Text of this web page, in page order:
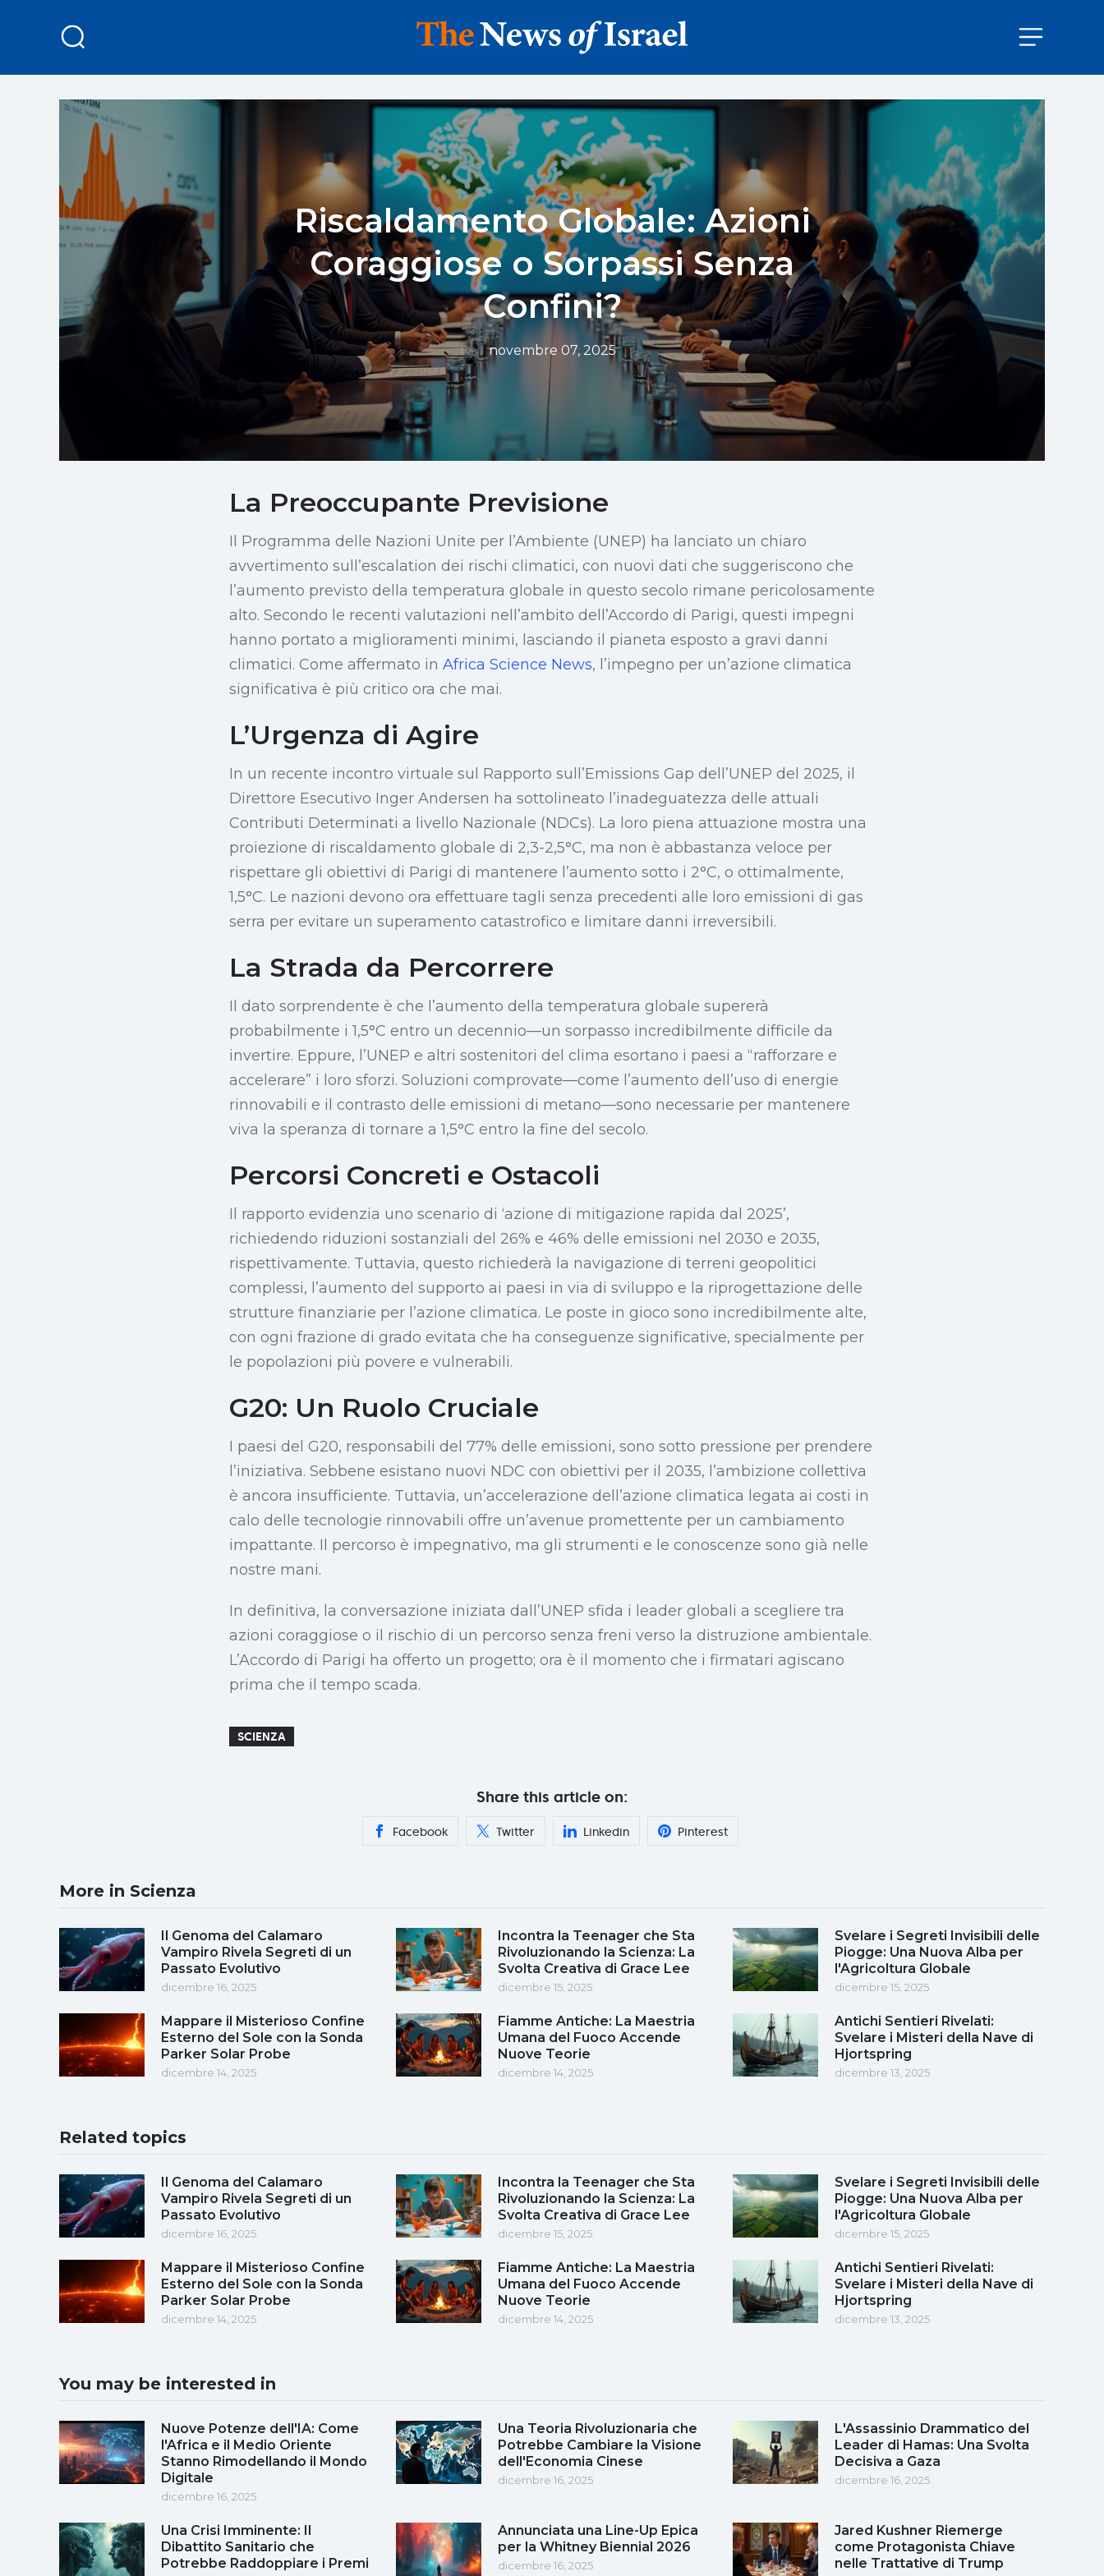
Riscaldamento Globale: Azioni
Coraggiose o Sorpassi Senza
Confini?
novembre 07, 2025
La Preoccupante Previsione
Il Programma delle Nazioni Unite per l’Ambiente (UNEP) ha lanciato un chiaro
avvertimento sull’escalation dei rischi climatici, con nuovi dati che suggeriscono che
l’aumento previsto della temperatura globale in questo secolo rimane pericolosamente
alto. Secondo le recenti valutazioni nell’ambito dell’Accordo di Parigi, questi impegni
hanno portato a miglioramenti minimi, lasciando il pianeta esposto a gravi danni
climatici. Come affermato in Africa Science News, l’impegno per un’azione climatica
significativa è più critico ora che mai.
L’Urgenza di Agire
In un recente incontro virtuale sul Rapporto sull’Emissions Gap dell’UNEP del 2025, il
Direttore Esecutivo Inger Andersen ha sottolineato l’inadeguatezza delle attuali
Contributi Determinati a livello Nazionale (NDCs). La loro piena attuazione mostra una
proiezione di riscaldamento globale di 2,3-2,5°C, ma non è abbastanza veloce per
rispettare gli obiettivi di Parigi di mantenere l’aumento sotto i 2°C, o ottimalmente,
1,5°C. Le nazioni devono ora effettuare tagli senza precedenti alle loro emissioni di gas
serra per evitare un superamento catastrofico e limitare danni irreversibili.
La Strada da Percorrere
Il dato sorprendente è che l’aumento della temperatura globale supererà
probabilmente i 1,5°C entro un decennio—un sorpasso incredibilmente difficile da
invertire. Eppure, l’UNEP e altri sostenitori del clima esortano i paesi a “rafforzare e
accelerare” i loro sforzi. Soluzioni comprovate—come l’aumento dell’uso di energie
rinnovabili e il contrasto delle emissioni di metano—sono necessarie per mantenere
viva la speranza di tornare a 1,5°C entro la fine del secolo.
Percorsi Concreti e Ostacoli
Il rapporto evidenzia uno scenario di ‘azione di mitigazione rapida dal 2025’,
richiedendo riduzioni sostanziali del 26% e 46% delle emissioni nel 2030 e 2035,
rispettivamente. Tuttavia, questo richiederà la navigazione di terreni geopolitici
complessi, l’aumento del supporto ai paesi in via di sviluppo e la riprogettazione delle
strutture finanziarie per l’azione climatica. Le poste in gioco sono incredibilmente alte,
con ogni frazione di grado evitata che ha conseguenze significative, specialmente per
le popolazioni più povere e vulnerabili.
G20: Un Ruolo Cruciale
I paesi del G20, responsabili del 77% delle emissioni, sono sotto pressione per prendere
l’iniziativa. Sebbene esistano nuovi NDC con obiettivi per il 2035, l’ambizione collettiva
è ancora insufficiente. Tuttavia, un’accelerazione dell’azione climatica legata ai costi in
calo delle tecnologie rinnovabili offre un’avenue promettente per un cambiamento
impattante. Il percorso è impegnativo, ma gli strumenti e le conoscenze sono già nelle
nostre mani.
In definitiva, la conversazione iniziata dall’UNEP sfida i leader globali a scegliere tra
azioni coraggiose o il rischio di un percorso senza freni verso la distruzione ambientale.
L’Accordo di Parigi ha offerto un progetto; ora è il momento che i firmatari agiscano
prima che il tempo scada.
SCIENZA
Share this article on:
Facebook Twitter Linkedin Pinterest
More in Scienza
Il Genoma del Calamaro
Vampiro Rivela Segreti di un
Passato Evolutivo
dicembre 16, 2025
Incontra la Teenager che Sta
Rivoluzionando la Scienza: La
Svolta Creativa di Grace Lee
dicembre 15, 2025
Svelare i Segreti Invisibili delle
Piogge: Una Nuova Alba per
l'Agricoltura Globale
dicembre 15, 2025
Mappare il Misterioso Confine
Esterno del Sole con la Sonda
Parker Solar Probe
dicembre 14, 2025
Fiamme Antiche: La Maestria
Umana del Fuoco Accende
Nuove Teorie
dicembre 14, 2025
Antichi Sentieri Rivelati:
Svelare i Misteri della Nave di
Hjortspring
dicembre 13, 2025
Related topics
Il Genoma del Calamaro
Vampiro Rivela Segreti di un
Passato Evolutivo
dicembre 16, 2025
Incontra la Teenager che Sta
Rivoluzionando la Scienza: La
Svolta Creativa di Grace Lee
dicembre 15, 2025
Svelare i Segreti Invisibili delle
Piogge: Una Nuova Alba per
l'Agricoltura Globale
dicembre 15, 2025
Mappare il Misterioso Confine
Esterno del Sole con la Sonda
Parker Solar Probe
dicembre 14, 2025
Fiamme Antiche: La Maestria
Umana del Fuoco Accende
Nuove Teorie
dicembre 14, 2025
Antichi Sentieri Rivelati:
Svelare i Misteri della Nave di
Hjortspring
dicembre 13, 2025
You may be interested in
Nuove Potenze dell'IA: Come
l'Africa e il Medio Oriente
Stanno Rimodellando il Mondo
Digitale
dicembre 16, 2025
Una Teoria Rivoluzionaria che
Potrebbe Cambiare la Visione
dell'Economia Cinese
dicembre 16, 2025
L'Assassinio Drammatico del
Leader di Hamas: Una Svolta
Decisiva a Gaza
dicembre 16, 2025
Una Crisi Imminente: Il
Dibattito Sanitario che
Potrebbe Raddoppiare i Premi
Annunciata una Line-Up Epica
per la Whitney Biennial 2026
dicembre 16, 2025
Jared Kushner Riemerge
come Protagonista Chiave
nelle Trattative di Trump